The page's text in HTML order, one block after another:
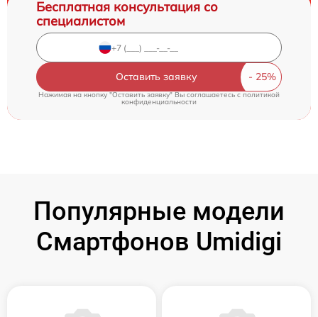
Бесплатная консультация со
специалистом
Оставить заявку
Нажимая на кнопку "Оставить заявку" Вы соглашаетесь c политикой
конфиденциальности
Популярные модели
Смартфонов Umidigi